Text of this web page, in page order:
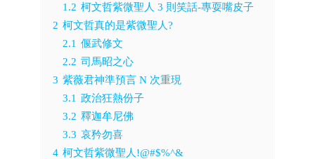
1.2 柯文哲紫微聖人 3 則笑話-專耍嘴皮子
2 柯文哲真的是紫微聖人?
2.1 偃武修文
2.2 司馬昭之心
3 紫薇君神準預言 N 次重現
3.1 政治狂熱份子
3.2 釋迦牟尼佛
3.3 哀矜勿喜
4 柯文哲紫微聖人!@#$%^&